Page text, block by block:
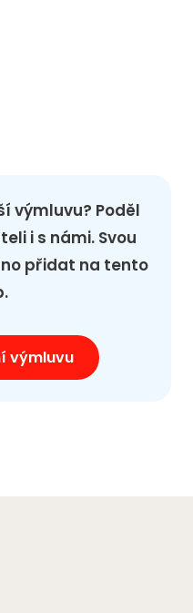
výmluvu? Poděl
i s námi. Svou
přidat na tento
výmluvu